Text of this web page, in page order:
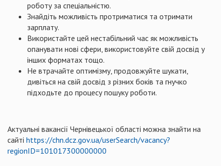
роботу за спеціальністю.
Знайдіть можливість протриматися та отримати
зарплату.
Використайте цей нестабільний час як можливість
опанувати нові сфери, використовуйте свій досвід у
інших форматах тощо.
Не втрачайте оптимізму, продовжуйте шукати,
дивіться на свій досвід з різних боків та гнучко
підходьте до процесу пошуку роботи.
Актуальні вакансії Чернівецької області можна знайти на
сайті https://chn.dcz.gov.ua/userSearch/vacancy?
regionID=101017300000000